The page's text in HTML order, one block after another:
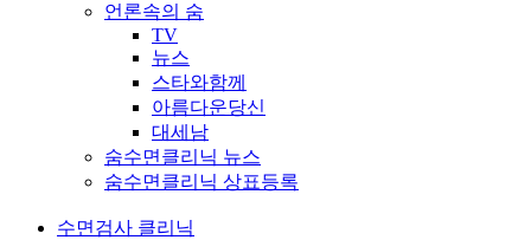
언론속의 숨
TV
뉴스
스타와함께
아름다운당신
대세남
숨수면클리닉 뉴스
숨수면클리닉 상표등록
수면검사 클리닉